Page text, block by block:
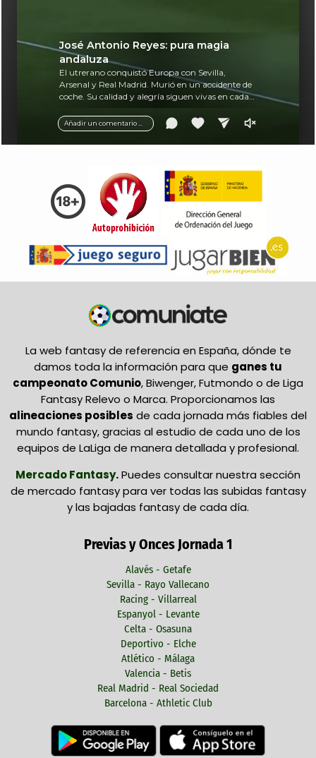
Añadir un comentario ...
José Antonio Reyes: pura magia
andaluza
El utrerano conquistó Europa con Sevilla,
Arsenal y Real Madrid. Murió en un accidente de
coche. Su calidad y alegría siguen vivas en cada
La web fantasy de referencia en España, dónde te
damos toda la información para que ganes tu
campeonato Comunio, Biwenger, Futmondo o de Liga
Fantasy Relevo o Marca. Proporcionamos las
alineaciones posibles de cada jornada más fiables del
mundo fantasy, gracias al estudio de cada uno de los
equipos de LaLiga de manera detallada y profesional.
Mercado Fantasy.Puedes consultar nuestra sección
de mercado fantasy para ver todas las subidas fantasy
y las bajadas fantasy de cada día.
Previas y Onces Jornada 1
Alavés - Getafe
Sevilla - Rayo Vallecano
Racing - Villarreal
Espanyol - Levante
Celta - Osasuna
Deportivo - Elche
Atlético - Málaga
Valencia - Betis
Real Madrid - Real Sociedad
Barcelona - Athletic Club